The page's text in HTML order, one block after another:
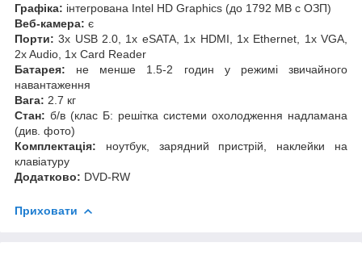
Графіка: інтегрована Intel HD Graphics (до 1792 MB с ОЗП)
Веб-камера: є
Порти:3x USB 2.0, 1x eSATA, 1x HDMI, 1x Ethernet, 1x VGA,
2x Audio, 1x Card Reader
Батарея: не менше 1.5-2 годин у режимі звичайного
навантаження
Вага: 2.7 кг
Стан: б/в (клас Б: решітка системи охолодження надламана
(див. фото)
Комплектація: ноутбук, зарядний пристрій, наклейки на
клавіатуру
Додатково: DVD-RW
Приховати